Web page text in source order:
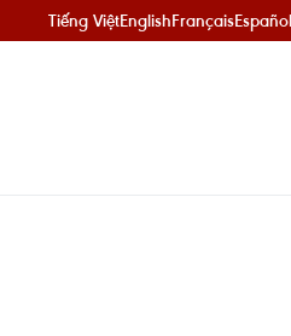
Tiếng ViệtEnglishFrançaisEspañol